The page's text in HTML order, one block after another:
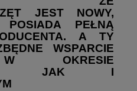
JEST NOWY,
POSIADA PEŁNĄ
A TY
WSPARCIE
OKRESIE
JAK I